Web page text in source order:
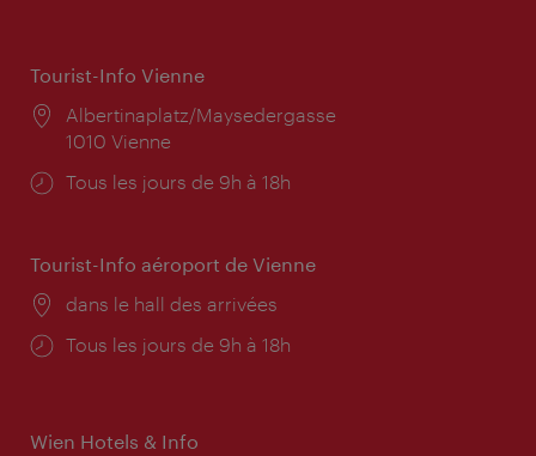
Tourist-Info Vienne
Lieu:
Albertinaplatz/Maysedergasse
1010 Vienne
Horaires
Tous les jours de 9h à 18h
Tourist-Info aéroport de Vienne
Lieu:
dans le hall des arrivées
Horaires
Tous les jours de 9h à 18h
Wien Hotels & Info